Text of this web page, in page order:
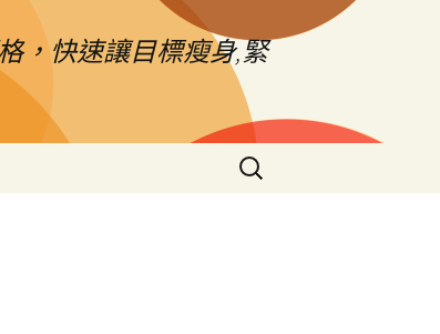
，快速讓目標瘦身,緊
搜
尋